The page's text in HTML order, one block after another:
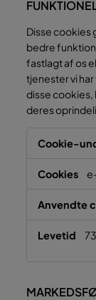
Disse cookies
bedre
fastlagt af os
tjenester vi
disse cookies,
deres
cookies